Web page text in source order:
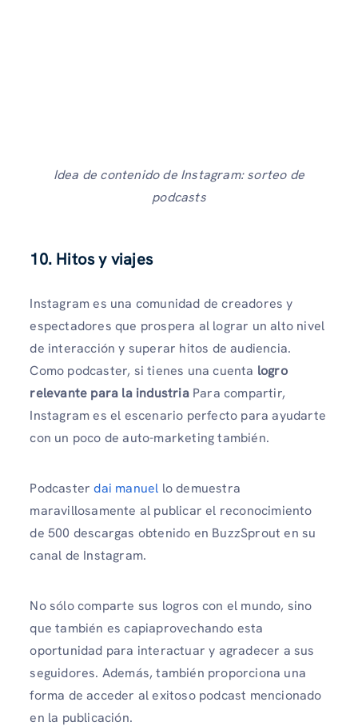
Idea de contenido de Instagram: sorteo de
podcasts
10. Hitos y viajes
Instagram es una comunidad de creadores y
espectadores que prospera al lograr un alto nivel
de interacción y superar hitos de audiencia.
Como podcaster, si tienes una cuenta logro
relevante para la industriaPara compartir,
Instagram es el escenario perfecto para ayudarte
con un poco de auto-marketing también.
Podcasterdai manuel lo demuestra
maravillosamente al publicar el reconocimiento
de 500 descargas obtenido en BuzzSprout en su
canal de Instagram.
No sólo comparte sus logros con el mundo, sino
que también es capiaprovechando esta
oportunidad para interactuar y agradecer a sus
seguidores. Además, también proporciona una
forma de acceder al exitoso podcast mencionado
en la publicación.